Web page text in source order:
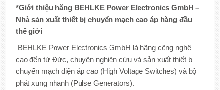
*Giới thiệu hãng BEHLKE Power Electronics GmbH –
Nhà sản xuất thiết bị chuyển mạch cao áp hàng đầu
thế giới
BEHLKE Power Electronics GmbH là hãng công nghệ
cao đến từ Đức, chuyên nghiên cứu và sản xuất thiết bị
chuyển mạch điện áp cao (High Voltage Switches) và bộ
phát xung nhanh (Pulse Generators).